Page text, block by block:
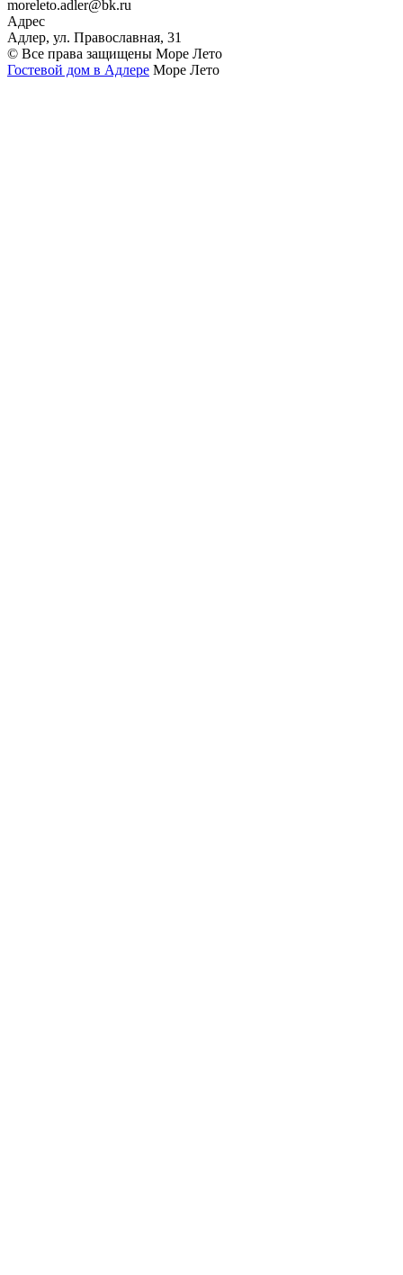
moreleto.adler@bk.ru
Адрес
Адлер, ул. Православная, 31
© Все права защищены Море Лето
Гостевой дом в Адлере Море Лето